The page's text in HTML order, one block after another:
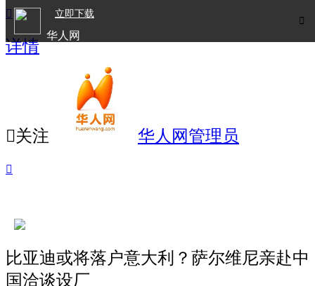

立即下载
华人网

详情
关注 华人网管理员

比亚迪或将落户意大利？萨尔维尼亲赴中
国洽谈设厂